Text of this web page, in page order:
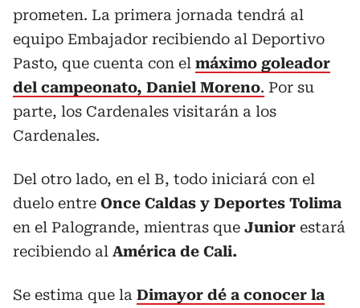
prometen. La primera jornada tendrá al
equipo Embajador recibiendo al Deportivo
Pasto, que cuenta con el máximo goleador
del campeonato, Daniel Moreno. Por su
parte, los Cardenales visitarán a los
Cardenales.
Del otro lado, en el B, todo iniciará con el
duelo entre Once Caldas y Deportes Tolima
en el Palogrande, mientras que Junior estará
recibiendo al América de Cali.
Se estima que la Dimayor dé a conocer la